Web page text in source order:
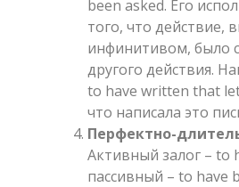
been asked. Его
того, что действие,
инфинитивом, было
другого действия.
to have written that
что написала это
Перфектно-
Активный залог – to
пассивный – to have